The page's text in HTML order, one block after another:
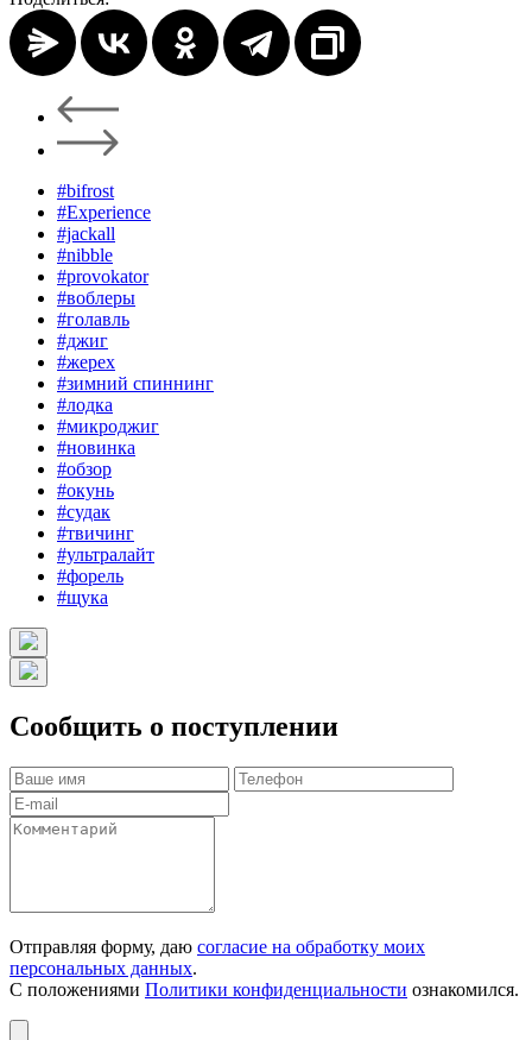
#bifrost
#Experience
#jackall
#nibble
#provokator
#воблеры
#голавль
#джиг
#жерех
#зимний спиннинг
#лодка
#микроджиг
#новинка
#обзор
#окунь
#судак
#твичинг
#ультралайт
#форель
#щука
Сообщить о поступлении
Отправляя форму, даю согласие на обработку моих
персональных данных.
С положениями Политики конфиденциальности ознакомился.